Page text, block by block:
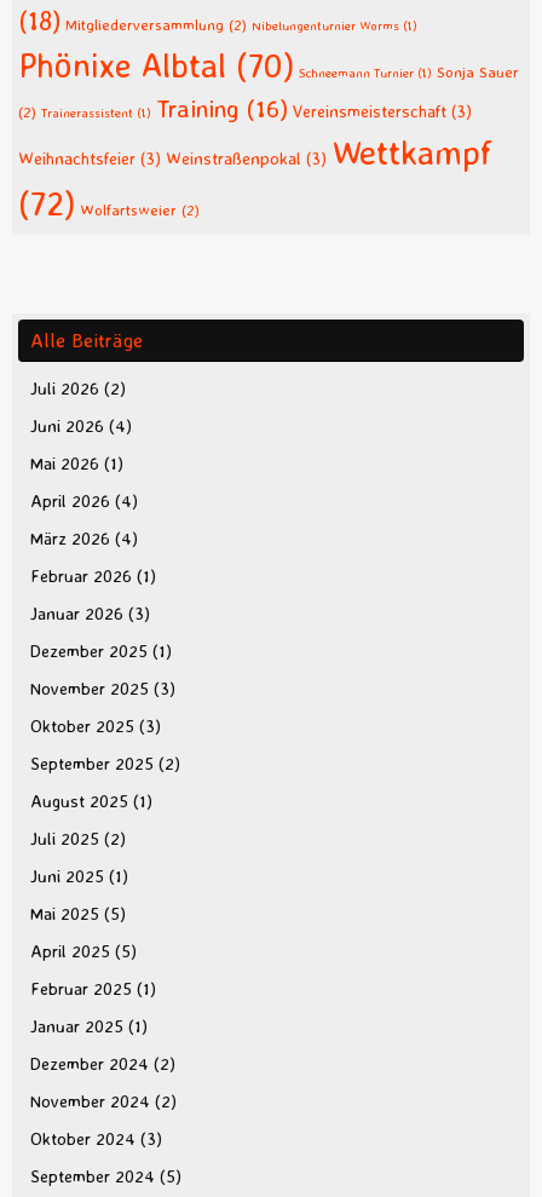
(18) Mitgliederversammlung (2) Nibelungenturnier Worms (1)
Phönixe Albtal (70) Schneemann Turnier (1) Sonja Sauer
(2) Trainerassistent (1) Training (16) Vereinsmeisterschaft (3)
Weihnachtsfeier (3) Weinstraßenpokal (3) Wettkampf
(72) Wolfartsweier (2)
Alle Beiträge
Juli 2026 (2)
Juni 2026 (4)
Mai 2026 (1)
April 2026 (4)
März 2026 (4)
Februar 2026 (1)
Januar 2026 (3)
Dezember 2025 (1)
November 2025 (3)
Oktober 2025 (3)
September 2025 (2)
August 2025 (1)
Juli 2025 (2)
Juni 2025 (1)
Mai 2025 (5)
April 2025 (5)
Februar 2025 (1)
Januar 2025 (1)
Dezember 2024 (2)
November 2024 (2)
Oktober 2024 (3)
September 2024 (5)